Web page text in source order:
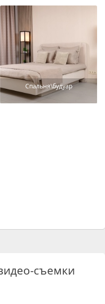
Спальня\будуар
съемки